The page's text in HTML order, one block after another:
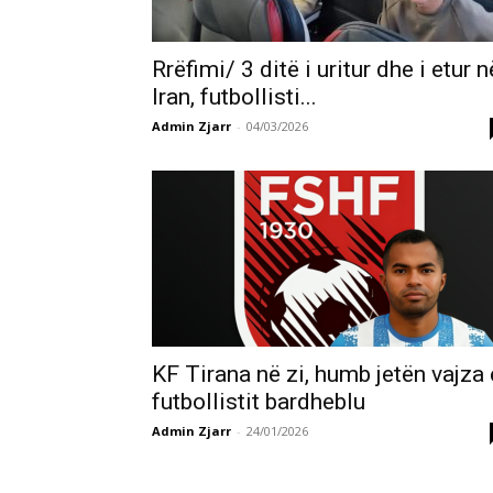
Rrëfimi/ 3 ditë i uritur dhe i etur
Iran, futbollisti...
Admin Zjarr - 04/03/2026
KF Tirana në zi, humb jetën vajza
futbollistit bardheblu
Admin Zjarr - 24/01/2026